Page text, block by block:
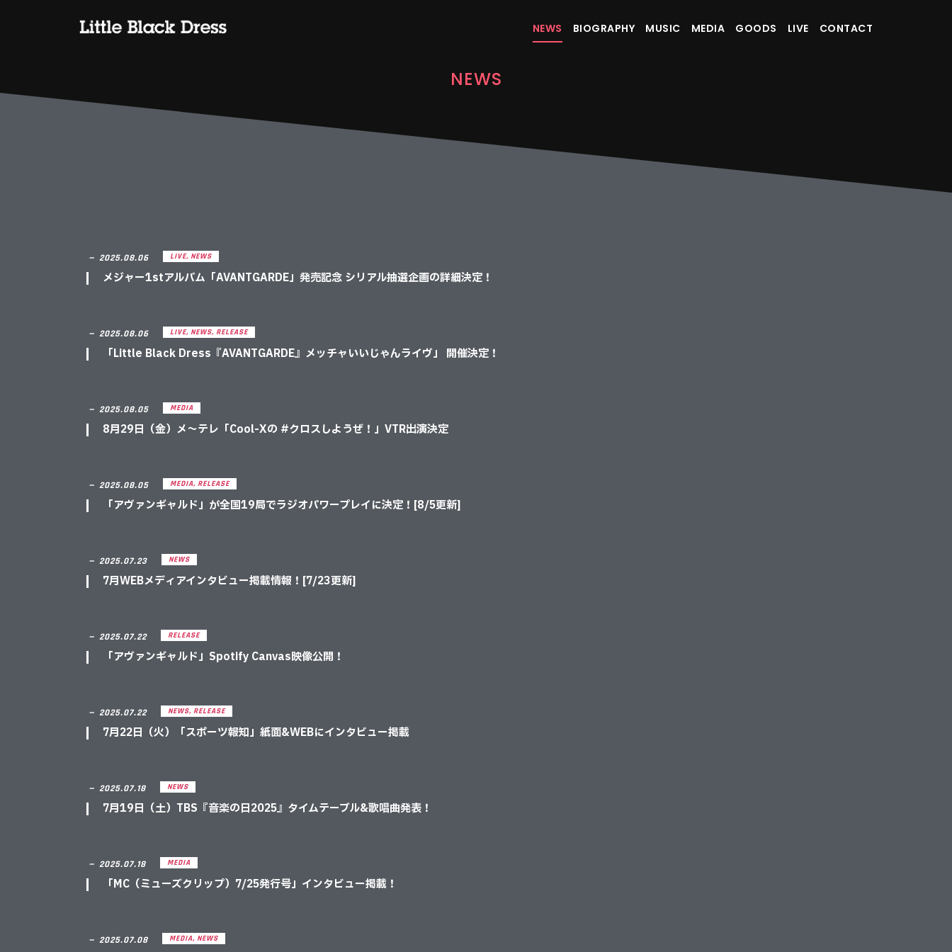
NEWS BIOGRAPHY MUSIC MEDIA GOODS LIVE CONTACT
NEWS
－ 2025.08.06 LIVE, NEWS
メジャー1stアルバム「AVANTGARDE」発売記念 シリアル抽選企画の詳細決定！
－ 2025.08.06 LIVE, NEWS, RELEASE
「Little Black Dress『AVANTGARDE』メッチャいいじゃんライヴ」 開催決定！
－ 2025.08.05 MEDIA
8月29日（金）メ〜テレ「Cool-Xの #クロスしようぜ！」VTR出演決定
－ 2025.08.05 MEDIA, RELEASE
「アヴァンギャルド」が全国19局でラジオパワープレイに決定！[8/5更新]
－ 2025.07.23 NEWS
7月WEBメディアインタビュー掲載情報！[7/23更新]
－ 2025.07.22 RELEASE
「アヴァンギャルド」Spotify Canvas映像公開！
－ 2025.07.22 NEWS, RELEASE
7月22日（火）「スポーツ報知」紙面&WEBにインタビュー掲載
－ 2025.07.18 NEWS
7月19日（土）TBS『音楽の日2025』タイムテーブル&歌唱曲発表！
－ 2025.07.18 MEDIA
「MC（ミューズクリップ）7/25発行号」インタビュー掲載！
－ 2025.07.08 MEDIA, NEWS